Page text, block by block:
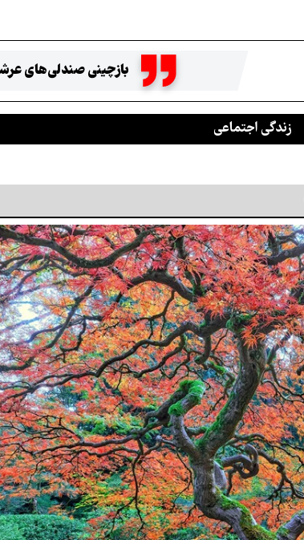
بازچینی صندلی‌های
زندگی اجتماعی